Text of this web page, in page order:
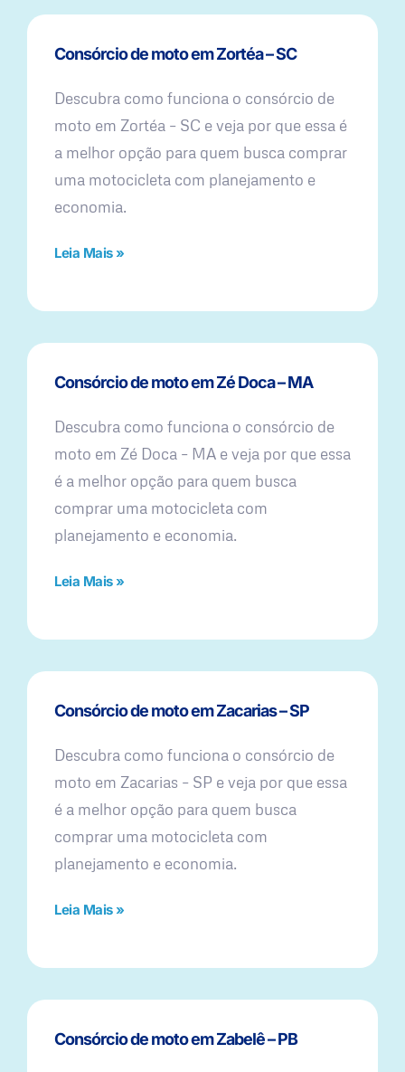
Consórcio de moto em Zortéa – SC
Descubra como funciona o consórcio de
moto em Zortéa – SC e veja por que essa é
a melhor opção para quem busca comprar
uma motocicleta com planejamento e
economia.
Leia Mais »
Consórcio de moto em Zé Doca – MA
Descubra como funciona o consórcio de
moto em Zé Doca – MA e veja por que essa
é a melhor opção para quem busca
comprar uma motocicleta com
planejamento e economia.
Leia Mais »
Consórcio de moto em Zacarias – SP
Descubra como funciona o consórcio de
moto em Zacarias – SP e veja por que essa
é a melhor opção para quem busca
comprar uma motocicleta com
planejamento e economia.
Leia Mais »
Consórcio de moto em Zabelê – PB